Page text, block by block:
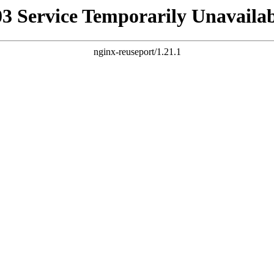
Service Temporarily
nginx-reuseport/1.21.1